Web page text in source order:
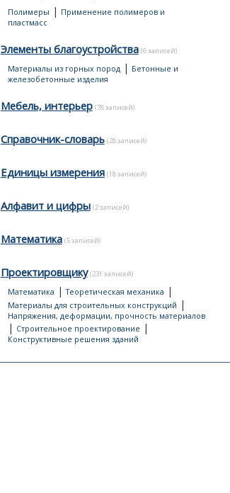
Полимеры | Применение полимеров и
пластмасс
Элементы благоустройства (6 записей)
Материалы из горных пород| Бетонные и
железобетонные изделия
Мебель, интерьер (78 записей)
Справочник-словарь (28 записей)
Единицы измерения (18 записей)
Алфавит и цифры (2 записей)
Математика (5 записей)
Проектировщику (231 записей)
Математика |Теоретическая механика |
Материалы для строительных конструкций |
Напряжения, деформации, прочность материалов
| Строительное проектирование |
Конструктивные решения зданий